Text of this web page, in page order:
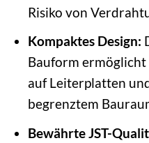
Risiko von
Kompaktes Design:
Bauform
auf Leiterplatten
begrenztem
Bewährte JST-